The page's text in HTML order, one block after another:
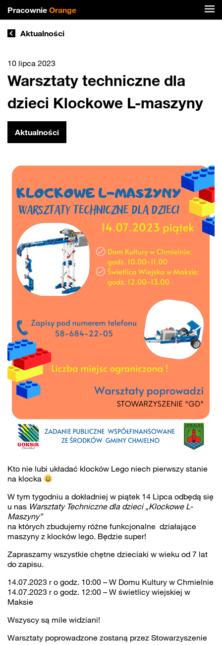
Pracownie Orange
Aktualności
10 lipca 2023
Warsztaty techniczne dla
dzieci Klockowe L-maszyny
Aktualności
Kto nie lubi układać klocków Lego niech pierwszy stanie
na klocka
W tym tygodniu a dokładniej w piątek 14 Lipca odbędą się
u nas Warsztaty Techniczne dla dzieci „Klockowe L-
Maszyny”
na których zbudujemy różne funkcjonalne działające
maszyny z klocków lego. Będzie super!
Zapraszamy wszystkie chętne dzieciaki w wieku od 7 lat
do zapisu.
14.07.2023 r o godz. 10:00 – W Domu Kultury w Chmielnie
14.07.2023 r o godz. 12:00 – W świetlicy wiejskiej w
Maksie
Wszyscy są mile widziani!
Warsztaty poprowadzone zostaną przez Stowarzyszenie